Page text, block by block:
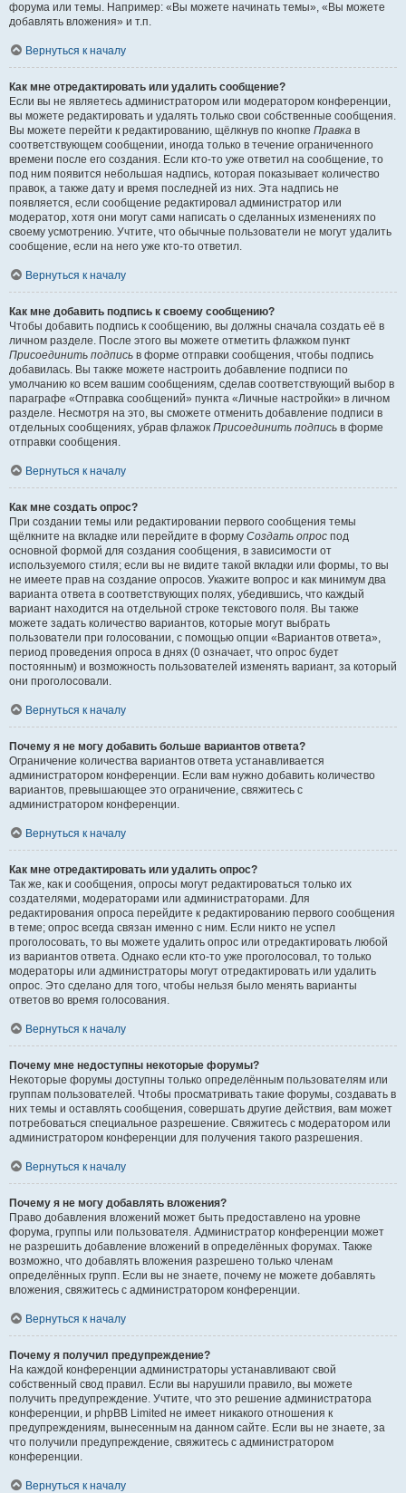
форума или темы. Например: «Вы можете начинать темы», «Вы можете
добавлять вложения» и т.п.
Вернуться к началу
Как мне отредактировать или удалить сообщение?
Если вы не являетесь администратором или модератором конференции,
вы можете редактировать и удалять только свои собственные сообщения.
Вы можете перейти к редактированию, щёлкнув по кнопке Правка в
соответствующем сообщении, иногда только в течение ограниченного
времени после его создания. Если кто-то уже ответил на сообщение, то
под ним появится небольшая надпись, которая показывает количество
правок, а также дату и время последней из них. Эта надпись не
появляется, если сообщение редактировал администратор или
модератор, хотя они могут сами написать о сделанных изменениях по
своему усмотрению. Учтите, что обычные пользователи не могут удалить
сообщение, если на него уже кто-то ответил.
Вернуться к началу
Как мне добавить подпись к своему сообщению?
Чтобы добавить подпись к сообщению, вы должны сначала создать её в
личном разделе. После этого вы можете отметить флажком пункт
Присоединить подпись в форме отправки сообщения, чтобы подпись
добавилась. Вы также можете настроить добавление подписи по
умолчанию ко всем вашим сообщениям, сделав соответствующий выбор в
параграфе «Отправка сообщений» пункта «Личные настройки» в личном
разделе. Несмотря на это, вы сможете отменить добавление подписи в
отдельных сообщениях, убрав флажок Присоединить подпись в форме
отправки сообщения.
Вернуться к началу
Как мне создать опрос?
При создании темы или редактировании первого сообщения темы
щёлкните на вкладке или перейдите в форму Создать опрос под
основной формой для создания сообщения, в зависимости от
используемого стиля; если вы не видите такой вкладки или формы, то вы
не имеете прав на создание опросов. Укажите вопрос и как минимум два
варианта ответа в соответствующих полях, убедившись, что каждый
вариант находится на отдельной строке текстового поля. Вы также
можете задать количество вариантов, которые могут выбрать
пользователи при голосовании, с помощью опции «Вариантов ответа»,
период проведения опроса в днях (0 означает, что опрос будет
постоянным) и возможность пользователей изменять вариант, за который
они проголосовали.
Вернуться к началу
Почему я не могу добавить больше вариантов ответа?
Ограничение количества вариантов ответа устанавливается
администратором конференции. Если вам нужно добавить количество
вариантов, превышающее это ограничение, свяжитесь с
администратором конференции.
Вернуться к началу
Как мне отредактировать или удалить опрос?
Так же, как и сообщения, опросы могут редактироваться только их
создателями, модераторами или администраторами. Для
редактирования опроса перейдите к редактированию первого сообщения
в теме; опрос всегда связан именно с ним. Если никто не успел
проголосовать, то вы можете удалить опрос или отредактировать любой
из вариантов ответа. Однако если кто-то уже проголосовал, то только
модераторы или администраторы могут отредактировать или удалить
опрос. Это сделано для того, чтобы нельзя было менять варианты
ответов во время голосования.
Вернуться к началу
Почему мне недоступны некоторые форумы?
Некоторые форумы доступны только определённым пользователям или
группам пользователей. Чтобы просматривать такие форумы, создавать в
них темы и оставлять сообщения, совершать другие действия, вам может
потребоваться специальное разрешение. Свяжитесь с модератором или
администратором конференции для получения такого разрешения.
Вернуться к началу
Почему я не могу добавлять вложения?
Право добавления вложений может быть предоставлено на уровне
форума, группы или пользователя. Администратор конференции может
не разрешить добавление вложений в определённых форумах. Также
возможно, что добавлять вложения разрешено только членам
определённых групп. Если вы не знаете, почему не можете добавлять
вложения, свяжитесь с администратором конференции.
Вернуться к началу
Почему я получил предупреждение?
На каждой конференции администраторы устанавливают свой
собственный свод правил. Если вы нарушили правило, вы можете
получить предупреждение. Учтите, что это решение администратора
конференции, и phpBB Limited не имеет никакого отношения к
предупреждениям, вынесенным на данном сайте. Если вы не знаете, за
что получили предупреждение, свяжитесь с администратором
конференции.
Вернуться к началу